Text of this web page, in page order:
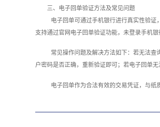
三、电子回单验证方法及常见问题
电子回单可通过手机银行进行真实性验
支持通过官网电子回单验证功能，未登录手机银
常见操作问题及解决方法如下：若无法
户密码是否正确，重新验证即可；若电子回单
电子回单作为合法有效的交易凭证，与纸